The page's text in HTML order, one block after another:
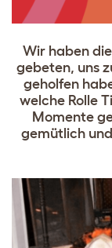
Wir haben
gebeten, uns
geholfen
welche Rolle
Momente
gemütlich